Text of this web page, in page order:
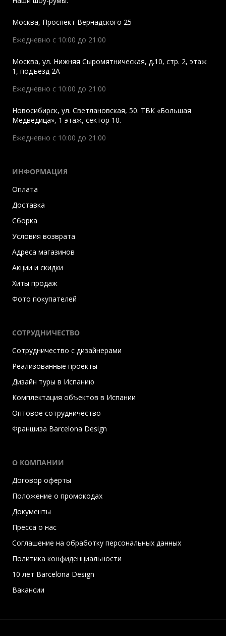
Москва, Проспект Вернадского 25
Ежедневно с 10:00 до 21:00
Москва, ул. Нижняя Сыромятническая, д.10, стр. 2, этаж
1, подъезд 2A
Ежедневно с 10:00 до 21:00
Новосибирск, ул. Светлановская, 50. ТВК «Большая
Медведица», 1 этаж, сектор 10.
Ежедневно с 10:00 до 21:00
ИНФОРМАЦИЯ
Оплата
Доставка
Сборка
Условия возврата
Адреса магазинов
Акции и скидки
Хиты продаж
Фото покупателей
СОТРУДНИЧЕСТВО
Сотрудничество с дизайнерами
Реализованные проекты
Дизайн туры в Испанию
Комплектация объектов в Испании
Оптовое сотрудничество
Франшиза Barcelona Design
О КОМПАНИИ
Договор оферты
Положение о промокодах
Документы
Пресса о нас
Соглашение на обработку персональных данных
Политика конфиденциальности
10 лет Barcelona Design
Вакансии